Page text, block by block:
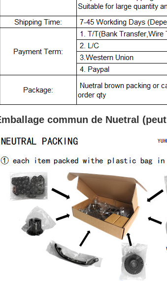
commun de Nuetral (peut